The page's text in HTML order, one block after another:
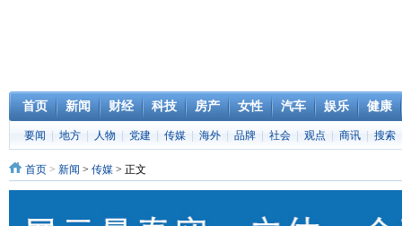
首页 新闻 财经 科技 房产 女性 汽车 娱乐 健康
要闻 地方 人物 党建 传媒 海外 品牌 社会 观点 商讯 搜索
首页 > 新闻 > 传媒 > 正文